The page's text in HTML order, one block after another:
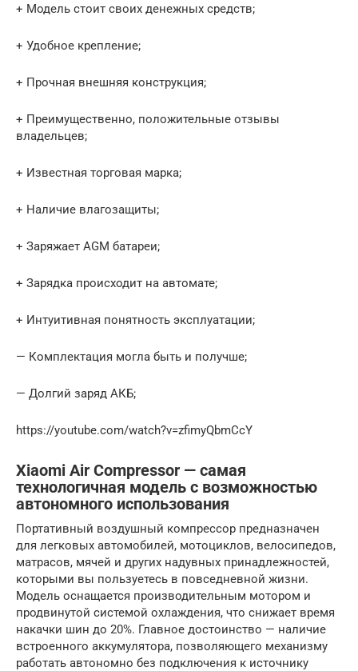
+ Модель стоит своих денежных средств;
+ Удобное крепление;
+ Прочная внешняя конструкция;
+ Преимущественно, положительные отзывы
владельцев;
+ Известная торговая марка;
+ Наличие влагозащиты;
+ Заряжает AGM батареи;
+ Зарядка происходит на автомате;
+ Интуитивная понятность эксплуатации;
— Комплектация могла быть и получше;
— Долгий заряд АКБ;
https://youtube.com/watch?v=zfimyQbmCcY
Xiaomi Air Compressor — самая
технологичная модель с возможностью
автономного использования
Портативный воздушный компрессор предназначен
для легковых автомобилей, мотоциклов, велосипедов,
матрасов, мячей и других надувных принадлежностей,
которыми вы пользуетесь в повседневной жизни.
Модель оснащается производительным мотором и
продвинутой системой охлаждения, что снижает время
накачки шин до 20%. Главное достоинство — наличие
встроенного аккумулятора, позволяющего механизму
работать автономно без подключения к источнику